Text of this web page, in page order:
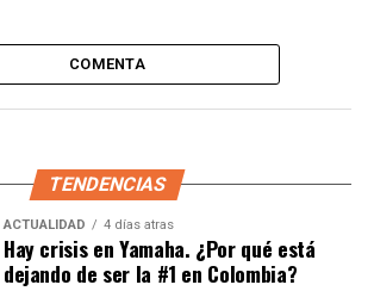
COMENTA
TENDENCIAS
ACTUALIDAD 4 días atras
Hay crisis en Yamaha. ¿Por qué está
dejando de ser la #1 en Colombia?